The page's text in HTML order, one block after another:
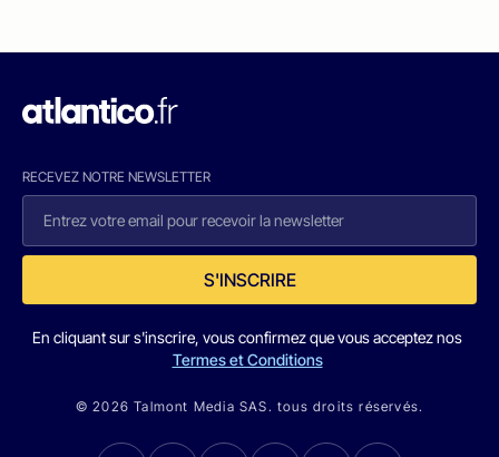
RECEVEZ NOTRE NEWSLETTER
S'INSCRIRE
En cliquant sur s'inscrire, vous confirmez que vous acceptez nos
Termes et Conditions
© 2026 Talmont Media SAS. tous droits réservés.